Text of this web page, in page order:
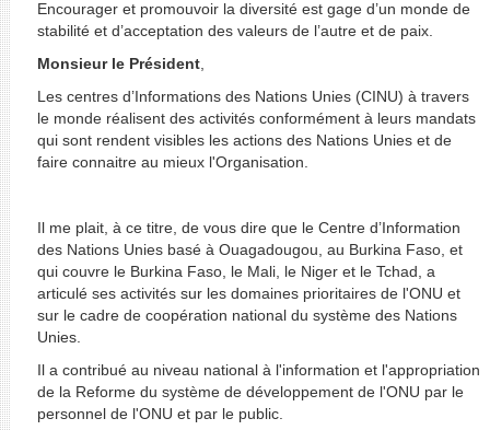
Encourager et promouvoir la diversité est gage d’un monde de
stabilité et d’acceptation des valeurs de l’autre et de paix.
Monsieur le Président,
Les centres d’Informations des Nations Unies (CINU) à travers
le monde réalisent des activités conformément à leurs mandats
qui sont rendent visibles les actions des Nations Unies et de
faire connaitre au mieux l'Organisation.
Il me plait, à ce titre, de vous dire que le Centre d’Information
des Nations Unies basé à Ouagadougou, au Burkina Faso, et
qui couvre le Burkina Faso, le Mali, le Niger et le Tchad, a
articulé ses activités sur les domaines prioritaires de l'ONU et
sur le cadre de coopération national du système des Nations
Unies.
Il a contribué au niveau national à l'information et l'appropriation
de la Reforme du système de développement de l'ONU par le
personnel de l'ONU et par le public.